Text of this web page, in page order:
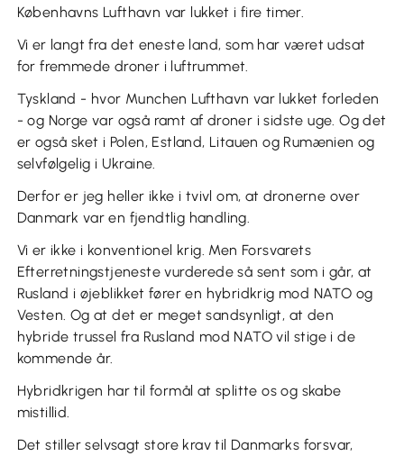
Københavns Lufthavn var lukket i fire timer.
Vi er langt fra det eneste land, som har været udsat
for fremmede droner i luftrummet.
Tyskland - hvor Munchen Lufthavn var lukket forleden
- og Norge var også ramt af droner i sidste uge. Og det
er også sket i Polen, Estland, Litauen og Rumænien og
selvfølgelig i Ukraine.
Derfor er jeg heller ikke i tvivl om, at dronerne over
Danmark var en fjendtlig handling.
Vi er ikke i konventionel krig. Men Forsvarets
Efterretningstjeneste vurderede så sent som i går, at
Rusland i øjeblikket fører en hybridkrig mod NATO og
Vesten. Og at det er meget sandsynligt, at den
hybride trussel fra Rusland mod NATO vil stige i de
kommende år.
Hybridkrigen har til formål at splitte os og skabe
mistillid.
Det stiller selvsagt store krav til Danmarks forsvar,